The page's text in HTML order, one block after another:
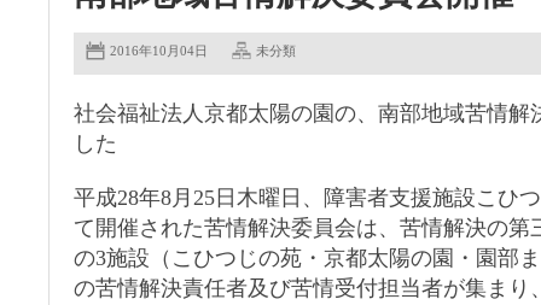
2016年10月04日 未分類
社会福祉法人京都太陽の園の、南部地域苦情解
した
平成28年8月25日木曜日、障害者支援施設こひ
て開催された苦情解決委員会は、苦情解決の第
の3施設（こひつじの苑・京都太陽の園・園部
の苦情解決責任者及び苦情受付担当者が集まり